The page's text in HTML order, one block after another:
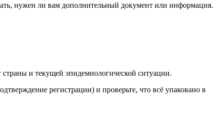
нужен ли вам дополнительный документ или информация.
и текущей эпидемиологической ситуации.
регистрации) и проверьте, что всё упаковано в